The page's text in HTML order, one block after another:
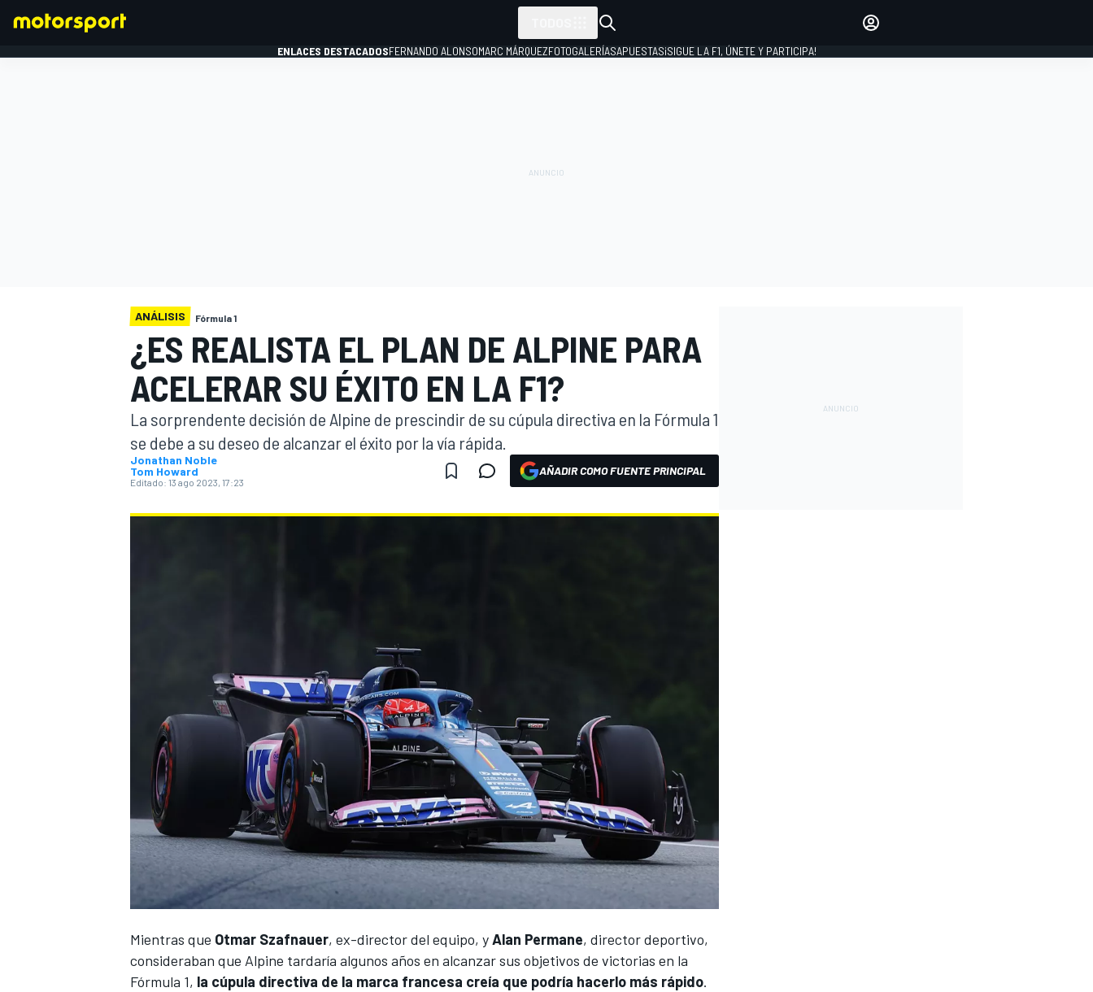
ENLACES DESTACADOSFERNANDO ALONSOMARC MÁRQUEZFOTOGALERÍASAPUESTAS¡SIGUE LA F1, ÚNETE Y PARTICIPA!
ANÁLISIS Fórmula 1
¿ES REALISTA EL PLAN DE ALPINE PARA
ACELERAR SU ÉXITO EN LA F1?
La sorprendente decisión de Alpine de prescindir de su cúpula directiva en la Fórmula 1
se debe a su deseo de alcanzar el éxito por la vía rápida.
Jonathan Noble
Tom Howard
Editado: 13 ago 2023, 17:23
AÑADIR COMO FUENTE PRINCIPAL
Mientras que Otmar Szafnauer, ex-director del equipo, yAlan Permane, director deportivo,
consideraban que Alpine tardaría algunos años en alcanzar sus objetivos de victorias en la
Fórmula 1, la cúpula directiva de la marca francesa creía que podría hacerlo más rápido.